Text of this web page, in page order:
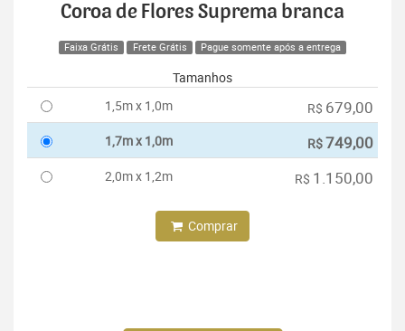
Coroa de Flores Suprema branca
Faixa Grátis Frete Grátis Pague somente após a entrega
Tamanhos
1,5m x 1,0m
R$ 679,00
1,7m x 1,0m R$749,00
2,0m x 1,2m R$ 1.150,00
Comprar